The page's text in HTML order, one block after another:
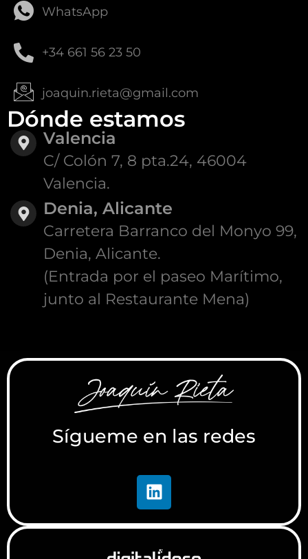
WhatsApp
+34 661 56 23 50
joaquin.rieta@gmail.com
Dónde estamos
Valencia
C/ Colón 7, 8 pta.24, 46004
Valencia.
Denia, Alicante
Carretera Barranco del Monyo 99,
Denia, Alicante.
(Entrada por el paseo Marítimo,
junto al Restaurante Mena)
Sígueme en las redes